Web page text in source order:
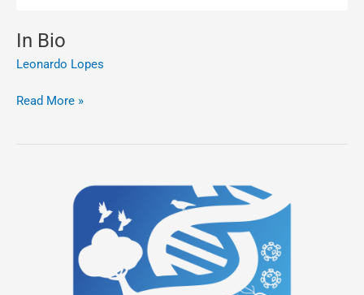
In Bio
Leonardo Lopes
Read More »